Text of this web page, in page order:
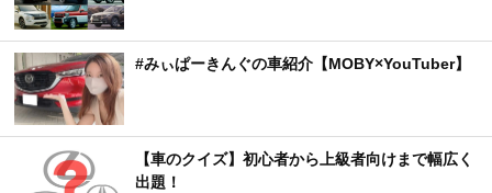
#みぃぱーきんぐの車紹介【MOBY×YouTuber】
【車のクイズ】初心者から上級者向けまで幅広く
出題！